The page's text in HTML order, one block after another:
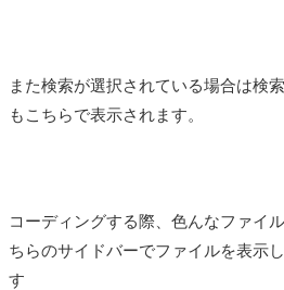
また検索が選択されている場合は検
もこちらで表示されます。
コーディングする際、色んなファイ
ちらのサイドバーでファイルを表示
す